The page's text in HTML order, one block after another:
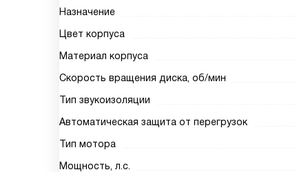
Назначение
Цвет корпуса
Материал корпуса
Скорость вращения диска, об/мин
Тип звукоизоляции
Автоматическая защита от перегрузок
Тип мотора
Мощность, л.с.